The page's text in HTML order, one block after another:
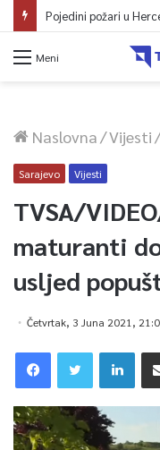
Meni
Naslovna/Vijesti/
Sarajevo Vijesti
TVSA/
maturanti
usljed
Četvrtak, 3 Juna 2021,